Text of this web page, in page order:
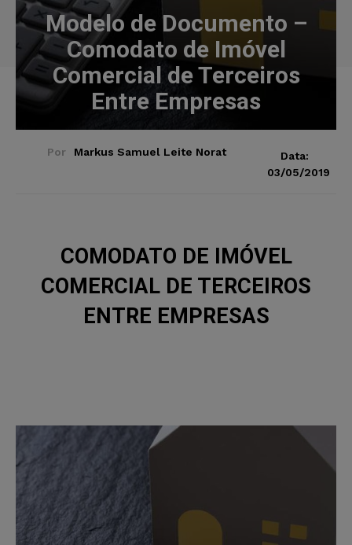
Modelo de Documento –
Comodato de Imóvel
Comercial de Terceiros
Entre Empresas
Por Markus Samuel Leite Norat
Data:
03/05/2019
COMODATO DE IMÓVEL
COMERCIAL DE TERCEIROS
ENTRE EMPRESAS